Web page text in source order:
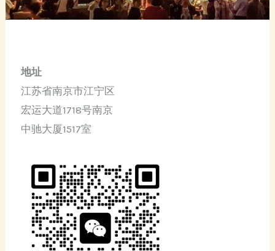
地址
江苏省南京市江宁区
宏运大道1718号南京
中驰大厦1517室